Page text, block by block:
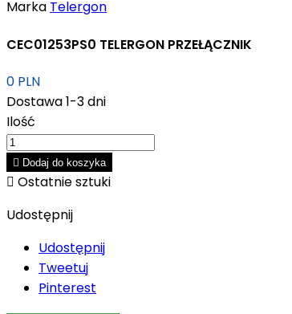
Marka Telergon
CEC01253PS0 TELERGON PRZEŁĄCZNIK
0 PLN
Dostawa 1-3 dni
Ilość
 Dodaj do koszyka
 Ostatnie sztuki
Udostępnij
Udostępnij
Tweetuj
Pinterest